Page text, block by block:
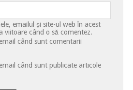
emailul și site-ul web în acest
viitoare când o să comentez.
când sunt comentarii
când sunt publicate articole